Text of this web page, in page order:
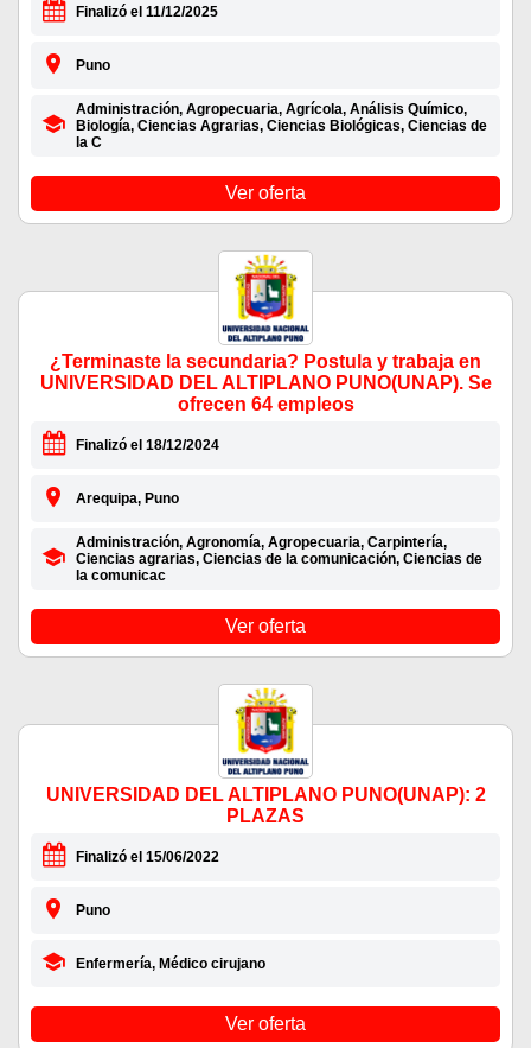
Finalizó el 11/12/2025
Puno
Administración, Agropecuaria, Agrícola, Análisis Químico,
Biología, Ciencias Agrarias, Ciencias Biológicas, Ciencias de
la C
Ver oferta
¿Terminaste la secundaria? Postula y trabaja en
UNIVERSIDAD DEL ALTIPLANO PUNO(UNAP). Se
ofrecen 64 empleos
Finalizó el 18/12/2024
Arequipa, Puno
Administración, Agronomía, Agropecuaria, Carpintería,
Ciencias agrarias, Ciencias de la comunicación, Ciencias de
la comunicac
Ver oferta
UNIVERSIDAD DEL ALTIPLANO PUNO(UNAP): 2
PLAZAS
Finalizó el 15/06/2022
Puno
Enfermería, Médico cirujano
Ver oferta